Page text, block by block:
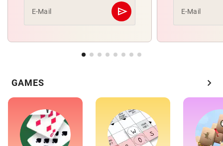
E-Mail send
Abschicken E-Mail
GAMES chevron_right